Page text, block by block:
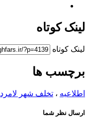
لینک کوتاه
لینک کوتاه
برچسب ها
اطلاعیه ، تخلف شهر لامرد
ارسال نظر شما